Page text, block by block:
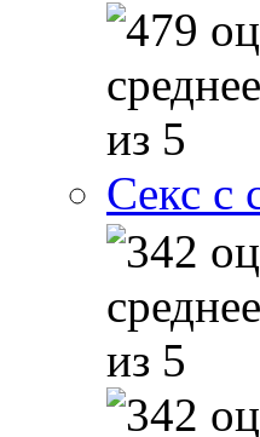
Секс с